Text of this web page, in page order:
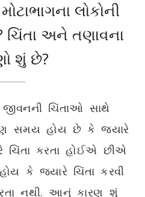
લોકોની
અને તણાવના
શું છે?
ચિંતાઓ સાથે
સમય હોય છે કે જ્યારે
ચિંતા કરતા હોઈએ છીએ
કે જ્યારે ચિંતા કરવી
નથી. આનું કારણ શું